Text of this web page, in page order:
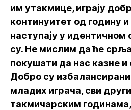
им утакмице, играју
континуитет од годину
наступају у идентичном
су. Не мислим да ће
покушати да нас казне и
Добро су
младих играча, сви
такмичарским